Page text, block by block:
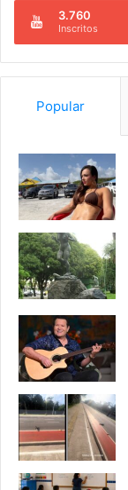
3.760
Inscritos
Popular